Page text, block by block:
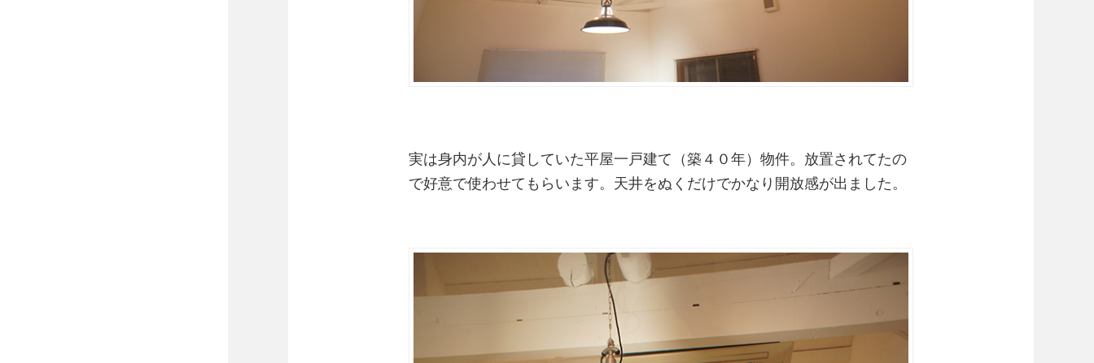
実は身内が人に貸していた平屋一戸建て（築４０年）物件。放置されてたの
で好意で使わせてもらいます。天井をぬくだけでかなり開放感が出ました。